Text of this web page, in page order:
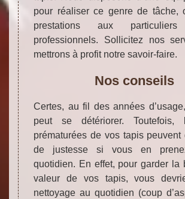
pour réaliser ce genre de tâche,
prestations aux
professionnels. Sollicitez nos
mettrons à profit notre savoir-faire.
Nos conseils
Certes, au fil des années
peut se détériorer. Toutefois,
prématurées de vos tapis peuvent
de justesse si vous en
quotidien. En effet, pour garder la
valeur de vos tapis, vous
nettoyage au quotidien (coup